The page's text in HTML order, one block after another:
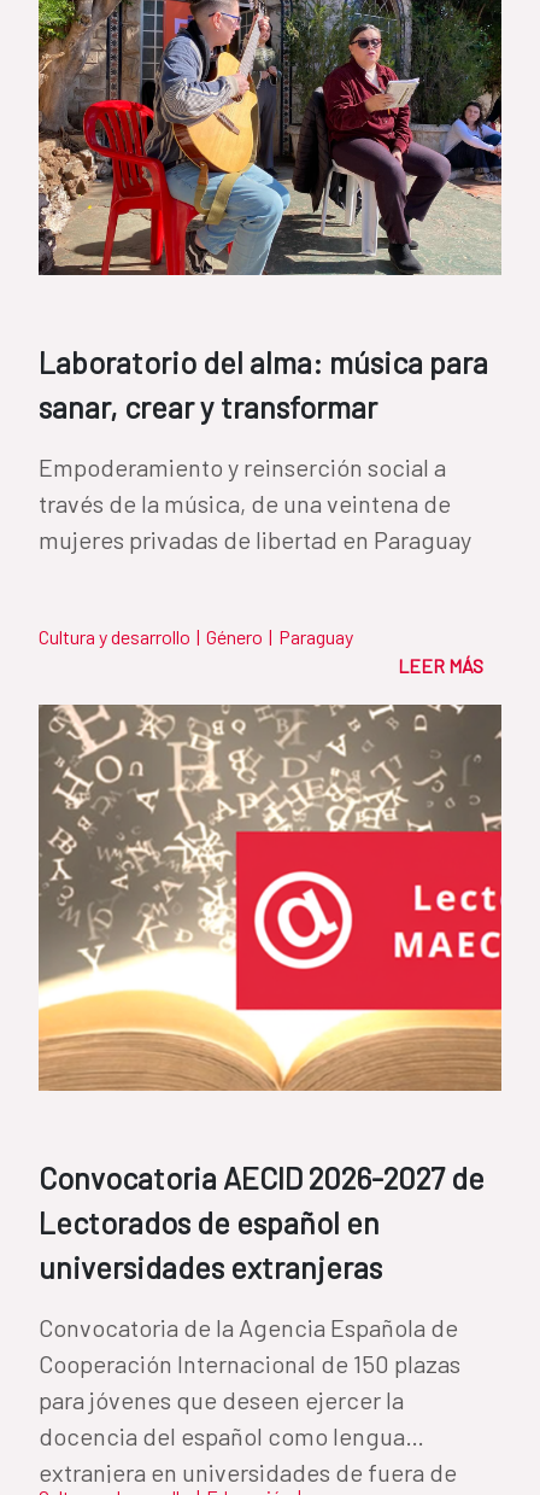
Laboratorio del alma: música para
sanar, crear y transformar
Empoderamiento y reinserción social a
través de la música, de una veintena de
mujeres privadas de libertad en Paraguay
Cultura y desarrollo | Género | Paraguay
LEER MÁS
Convocatoria AECID 2026-2027 de
Lectorados de español en
universidades extranjeras
Convocatoria de la Agencia Española de
Cooperación Internacional de 150 plazas
para jóvenes que deseen ejercer la
docencia del español como lengua
extranjera en universidades de fuera de